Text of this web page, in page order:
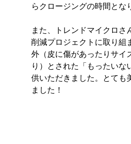
らクロージングの時間とな
また、トレンドマイクロさ
削減プロジェクトに取り組
外（皮に傷があったりサイ
り）とされた「もったいな
供いただきました。とても
ました！